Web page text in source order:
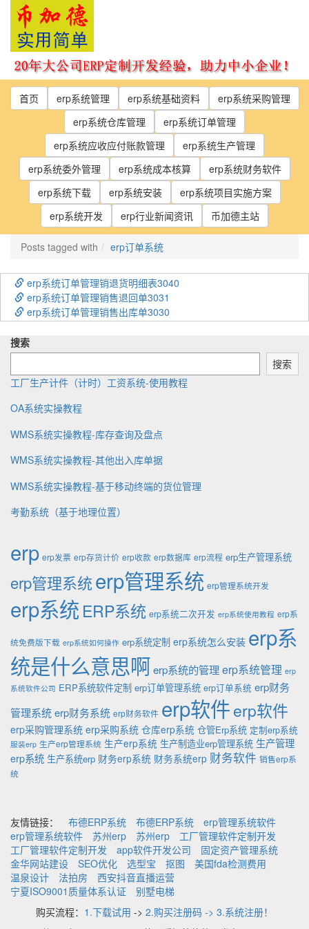
Skip
content
首页 erp系统管理 erp系统基础资料
erp系统采购管理
erp系统仓库管理
erp系统订单管理
erp系统应收应付账款管理
erp系统生产管理
erp系统委外管理
erp系统成本核算
erp系统财务软件
erp系统下载
erp系统安装
erp系统项目实施方案
erp系统开发
erp行业新闻资讯 币加德主站
Posts tagged with erp订单系统
erp系统订单管理销退货明细表3040
erp系统订单管理销售退回单3031
erp系统订单管理销售出库单3030
搜索
搜索
工厂生产计件（计时）工资系统-使用教程
OA系统实操教程
WMS系统实操教程-库存查询及盘点
WMS系统实操教程-其他出入库单据
WMS系统实操教程-基于移动终端的货位管理
考勤系统（基于地理位置）
erp erp发票 erp存货计价 erp收款 erp数据库 erp流程 erp生产管理系统
erp管理系统erp管理系统 erp管理系统开发
erp系统 ERP系统 erp系统二次开发 erp系统使用教程 erp系
统免费版下载 erp系统如何操作 erp系统定制 erp系统怎么安装 erp系
统是什么意思啊erp系统的管理erp系统管理 erp
系统软件公司 ERP系统软件定制 erp订单管理系统 erp订单系统 erp财务
管理系统erp财务系统 erp财务软件 erp软件erp软件
erp采购管理系统 erp采购系统 仓库erp系统 仓管Erp系统 定制erp系统
服装erp 生产erp管理系统 生产erp系统 生产制造业erp管理系统 生产管理
erp系统 生产系统erp 财务erp系统 财务系统erp 财务软件 销售erp系
统
友情链接： 布德ERP系统 布德ERP系统
erp管理系统软件
erp管理系统软件
苏州erp 苏州erp
工厂管理软件定制开发
工厂管理软件定制开发
app软件开发公司
固定资产管理系统
金华网站建设
SEO优化 选型宝 抠图
美国fda检测费用
温泉设计
法拍房
西安抖音直播运营
宁夏ISO9001质量体系认证
别墅电梯
购买流程： 1.下载试用 -> 2.购买注册码 -> 3.系统注册！